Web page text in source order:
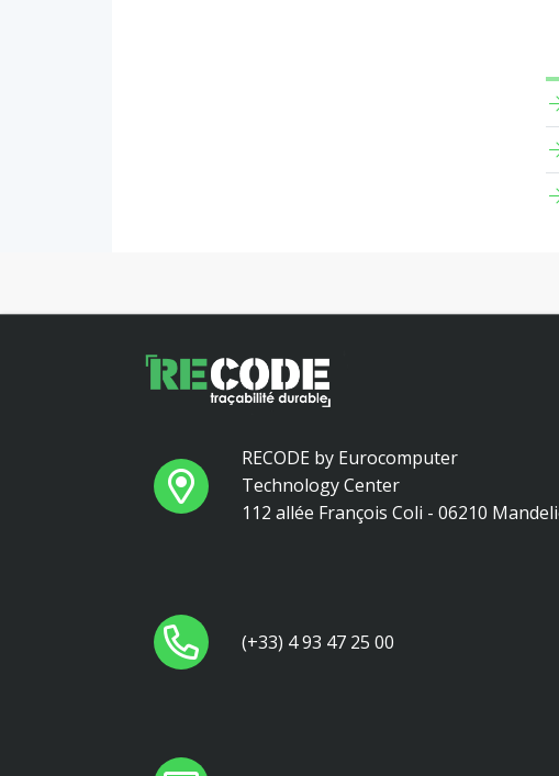
RECODE by Eurocomputer
Technology Center
112 allée François Coli - 06210
(+33) 4 93 47 25 00